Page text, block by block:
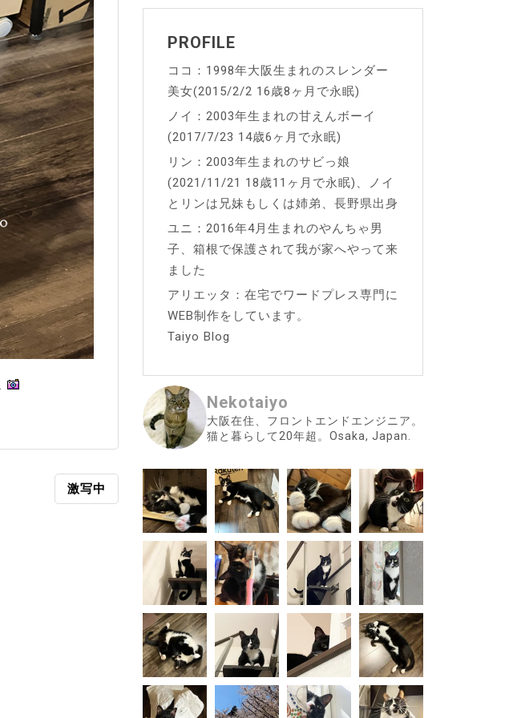
激写中
PROFILE
ココ：1998年大阪生まれのスレンダー
美女(2015/2/2 16歳8ヶ月で永眠)
ノイ：2003年生まれの甘えんボーイ
(2017/7/23 14歳6ヶ月で永眠)
リン：2003年生まれのサビっ娘
(2021/11/21 18歳11ヶ月で永眠)、ノイ
とリンは兄妹もしくは姉弟、長野県出身
ユニ：2016年4月生まれのやんちゃ男
子、箱根で保護されて我が家へやって来
ました
アリエッタ：在宅でワードプレス専門に
WEB制作をしています。
Taiyo Blog
Nekotaiyo
大阪在住、フロントエンドエンジニア。
猫と暮らして20年超。Osaka, Japan.